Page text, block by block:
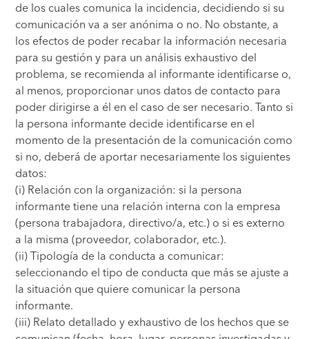
de los cuales comunica la incidencia, decidiendo si su
comunicación va a ser anónima o no. No obstante, a
los efectos de poder recabar la información necesaria
para su gestión y para un análisis exhaustivo del
problema, se recomienda al informante identificarse o,
al menos, proporcionar unos datos de contacto para
poder dirigirse a él en el caso de ser necesario. Tanto si
la persona informante decide identificarse en el
momento de la presentación de la comunicación como
si no, deberá de aportar necesariamente los siguientes
datos:
(i) Relación con la organización: si la persona
informante tiene una relación interna con la empresa
(persona trabajadora, directivo/a, etc.) o si es externo
a la misma (proveedor, colaborador, etc.).
(ii) Tipología de la conducta a comunicar:
seleccionando el tipo de conducta que más se ajuste a
la situación que quiere comunicar la persona
informante.
(iii) Relato detallado y exhaustivo de los hechos que se